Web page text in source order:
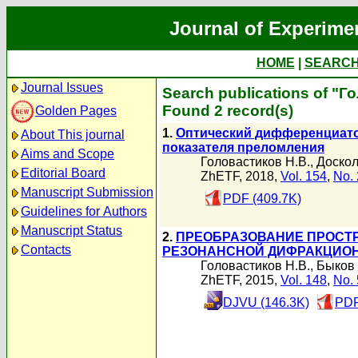
Journal of
HOME
Journal Issues
Golden Pages
About This journal
Aims and Scope
Editorial Board
Manuscript Submission
Guidelines for Authors
Manuscript Status
Contacts
Search publications of
Found 2 record(s)
1. Оптический
показателя преломления
Головастиков Н.В.,
ZhETF, 2018, Vol. 154, No.
PDF (409.7K)
2. ПРЕОБРАЗОВАНИЕ
РЕЗОНАНСНОЙ
Головастиков Н.В.,
ZhETF, 2015, Vol. 148, No.
DJVU (146.3K)